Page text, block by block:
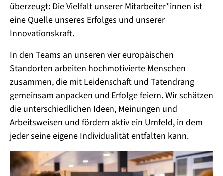
überzeugt: Die Vielfalt unserer Mitarbeiter*innen ist
eine Quelle unseres Erfolges und unserer
Innovationskraft.
In den Teams an unseren vier europäischen
Standorten arbeiten hochmotivierte Menschen
zusammen, die mit Leidenschaft und Tatendrang
gemeinsam anpacken und Erfolge feiern. Wir schätzen
die unterschiedlichen Ideen, Meinungen und
Arbeitsweisen und fördern aktiv ein Umfeld, in dem
jeder seine eigene Individualität entfalten kann.